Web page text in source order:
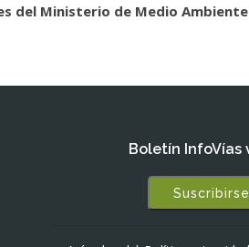
del Ministerio de Medio
Boletín InfoVías
Suscribirse